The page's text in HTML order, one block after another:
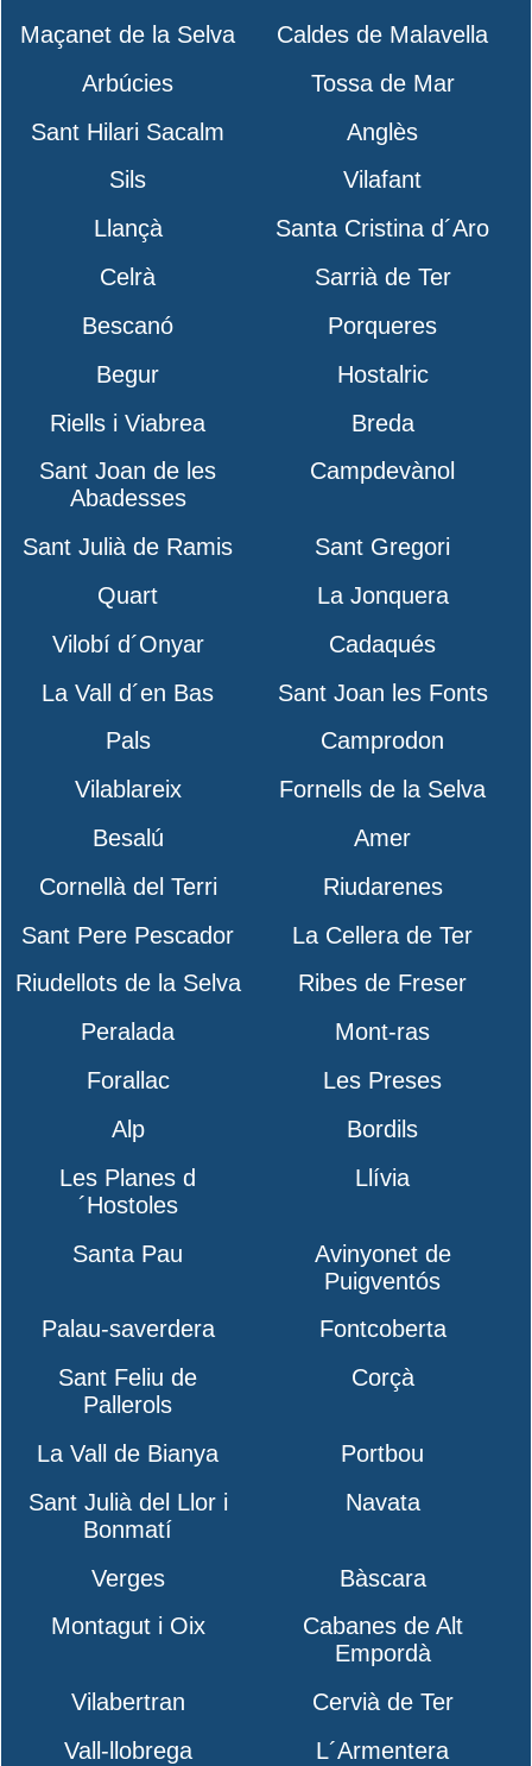
Maçanet de la Selva
Caldes de Malavella
Arbúcies
Tossa de Mar
Sant Hilari Sacalm
Anglès
Sils
Vilafant
Llançà
Santa Cristina d´Aro
Celrà
Sarrià de Ter
Bescanó
Porqueres
Begur
Hostalric
Riells i Viabrea
Breda
Sant Joan de les
Abadesses
Campdevànol
Sant Julià de Ramis
Sant Gregori
Quart
La Jonquera
Vilobí d´Onyar
Cadaqués
La Vall d´en Bas
Sant Joan les Fonts
Pals
Camprodon
Vilablareix
Fornells de la Selva
Besalú
Amer
Cornellà del Terri
Riudarenes
Sant Pere Pescador
La Cellera de Ter
Riudellots de la Selva
Ribes de Freser
Peralada
Mont-ras
Forallac
Les Preses
Alp
Bordils
Les Planes d
´Hostoles
Llívia
Santa Pau
Avinyonet de
Puigventós
Palau-saverdera
Fontcoberta
Sant Feliu de
Pallerols
Corçà
La Vall de Bianya
Portbou
Sant Julià del Llor i
Bonmatí
Navata
Verges
Bàscara
Montagut i Oix
Cabanes de Alt
Empordà
Vilabertran
Cervià de Ter
Vall-llobrega
L´Armentera